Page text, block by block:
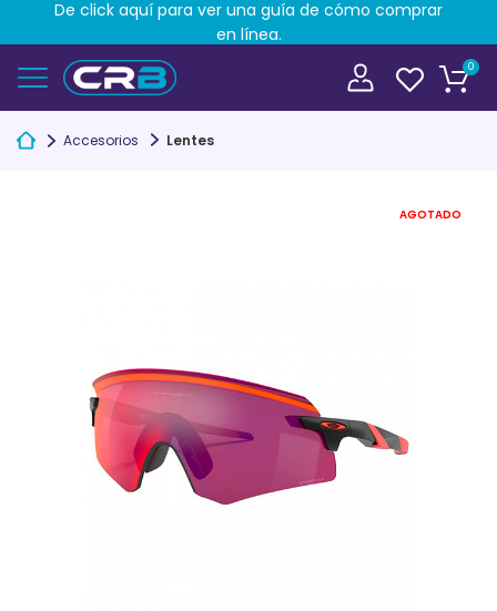
0
Accesorios Lentes
AGOTADO
De click aquí para ver una guía de cómo comprar
en línea.